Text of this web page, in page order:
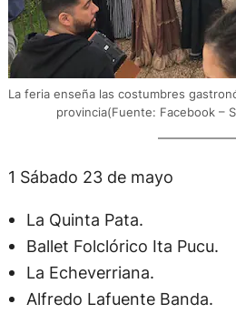
La feria enseña las costumbres
provincia(Fuente: Facebook –
1 Sábado 23 de mayo
La Quinta Pata.
Ballet Folclórico Ita Pucu.
La Echeverriana.
Alfredo Lafuente Banda.